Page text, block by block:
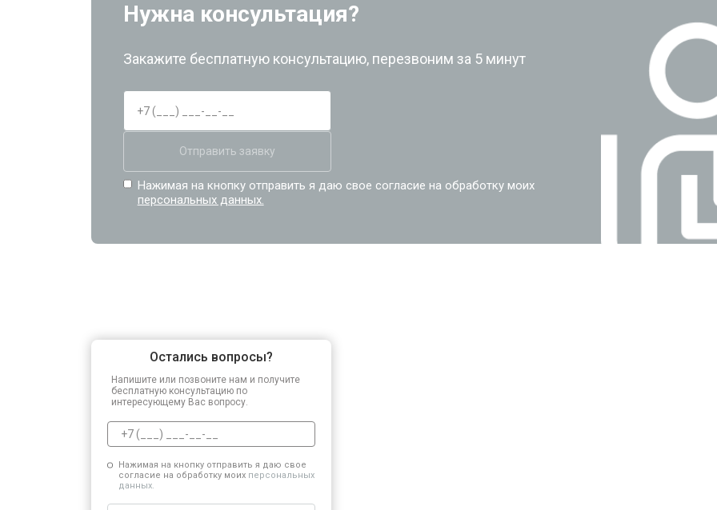
Нужна консультация?
Закажите бесплатную консультацию, перезвоним за 5 минут
Отправить заявку
Нажимая на кнопку отправить я даю свое согласие на обработку моих
персональных данных.
Остались вопросы?
Напишите или позвоните нам и получите
бесплатную консультацию по
интересующему Вас вопросу.
Нажимая на кнопку отправить я даю свое
согласие на обработку моих персональных
данных.